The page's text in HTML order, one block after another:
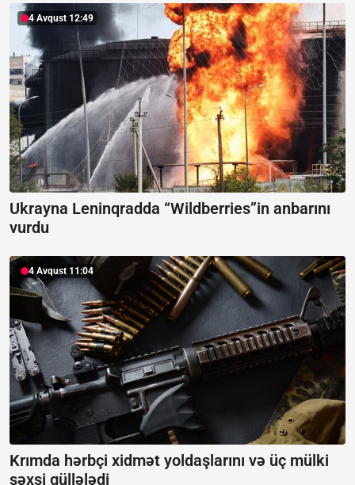
4 Avqust 12:49
Ukrayna Leninqradda “Wildberries”in anbarını
vurdu
4 Avqust 11:04
Krımda hərbçi xidmət yoldaşlarını və üç mülki
şəxsi güllələdi